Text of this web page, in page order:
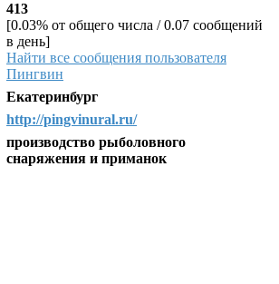
413
[0.03% от общего числа / 0.07 сообщений
в день]
Найти все сообщения пользователя
Пингвин
Екатеринбург
http://pingvinural.ru/
производство рыболовного
снаряжения и приманок